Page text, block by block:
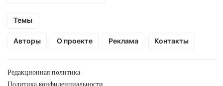
Темы
Авторы О проекте Реклама Контакты
Редакционная политика
Политика конфиденциальности